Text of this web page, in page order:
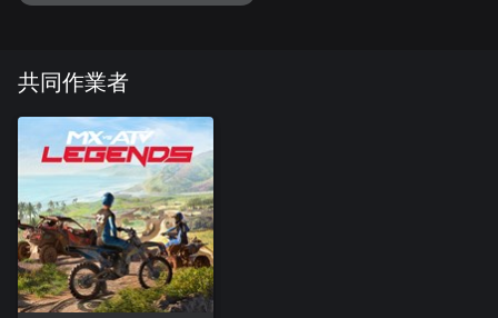
共同作業者